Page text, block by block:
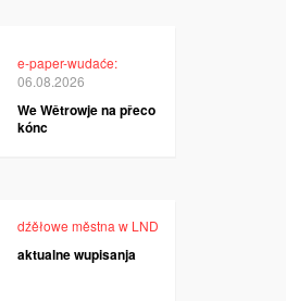
e-paper-wudaće:
06.08.2026
We Wětrowje na přeco
kónc
dźěłowe městna w LND
aktualne wupisanja